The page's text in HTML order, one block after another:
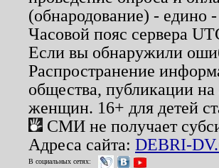
(обнародование) - едино
Часовой пояс сервера
Если вы обнаружили
Распространение
общества, публикации
женщин. 16+ для детей
СМИ не получает
Адреса сайта: DEBRI-
В социальных сетях: